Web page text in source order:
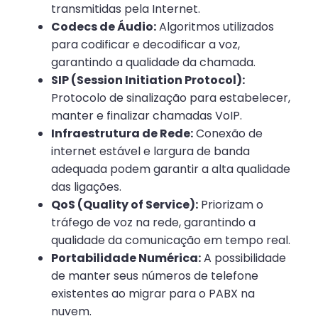
transmitidas pela Internet.
Codecs de Áudio:Algoritmos utilizados
para codificar e decodificar a voz,
garantindo a qualidade da chamada.
SIP (Session Initiation Protocol):
Protocolo de sinalização para estabelecer,
manter e finalizar chamadas VoIP.
Infraestrutura de Rede:Conexão de
internet estável e largura de banda
adequada podem garantir a alta qualidade
das ligações.
QoS (Quality of Service): Priorizam o
tráfego de voz na rede, garantindo a
qualidade da comunicação em tempo real.
Portabilidade Numérica:A possibilidade
de manter seus números de telefone
existentes ao migrar para o PABX na
nuvem.